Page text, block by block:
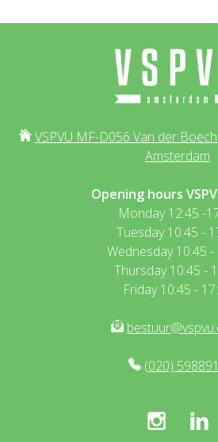
VSPVU MF-D056 Van der
Amsterdam
Opening hours
Monday 12:45 -
Tuesday 10:45 -
Wednesday 10:45 -
Thursday 10:45 -
Friday 10:45 -
(020)